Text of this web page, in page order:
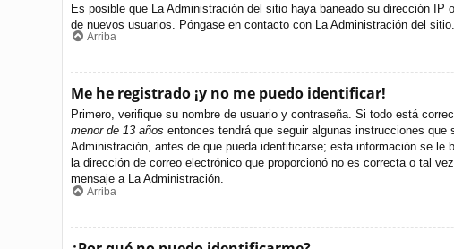
Es posible que La Administración del sitio haya baneado su dirección
de nuevos usuarios. Póngase en contacto con La Administración del sitio.
Arriba
Me he registrado ¡y no me puedo identificar!
Primero, verifique su nombre de usuario y contraseña. Si todo está
menor de 13 años entonces tendrá que seguir algunas instrucciones
Administración, antes de que pueda identificarse; esta información se
la dirección de correo electrónico que proporcionó no es correcta o tal
mensaje a La Administración.
Arriba